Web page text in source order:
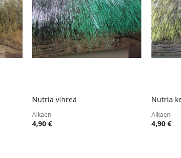
VERTAILUUN
VERTAILUUN
Nutria vihreä
Alkaen
4,90 €
Nutria
Alkaen
4,90 €